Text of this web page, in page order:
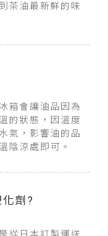
茶油最新鮮的味
箱會讓油品因為
的狀態，因溫度
氣，影響油的品
陰涼處即可。
劑?